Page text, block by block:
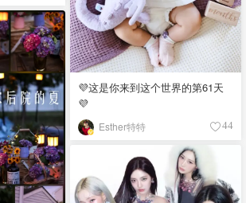
💜这是你来到这个世界的第61天
💜
Esther特特 44